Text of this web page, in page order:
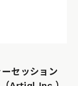
ーセッション